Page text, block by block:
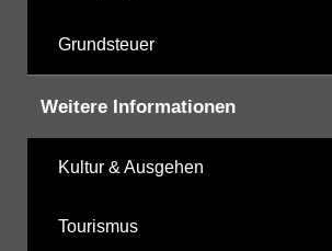
Grundsteuer
Weitere Informationen
Kultur & Ausgehen
Tourismus